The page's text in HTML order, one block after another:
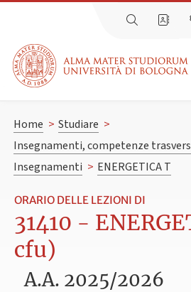
Home > Studiare >
Insegnamenti, competenze
Insegnamenti > ENERGETICA T
ORARIO DELLE LEZIONI DI
31410 -
cfu)
A.A. 2025/2026